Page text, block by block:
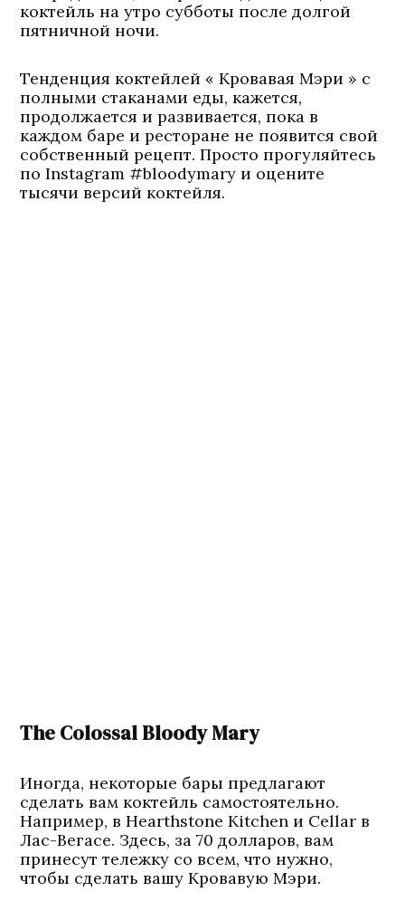
коктейль на утро субботы после долгой
пятничной ночи.
Тенденция коктейлей « Кровавая Мэри » с
полными стаканами еды, кажется,
продолжается и развивается, пока в
каждом баре и ресторане не появится свой
собственный рецепт. Просто прогуляйтесь
по Instagram #bloodymary и оцените
тысячи версий коктейля.
The Colossal Bloody Mary
Иногда, некоторые бары предлагают
сделать вам коктейль самостоятельно.
Например, в Hearthstone Kitchen и Cellar в
Лас-Вегасе. Здесь, за 70 долларов, вам
принесут тележку со всем, что нужно,
чтобы сделать вашу Кровавую Мэри.